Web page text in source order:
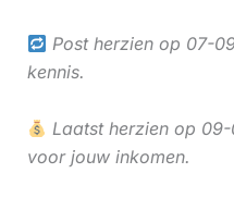
Post herzien op 07-
kennis.
Laatst herzien op
voor jouw inkomen.